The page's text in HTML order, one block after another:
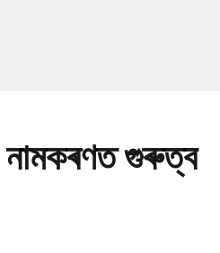
নামকৰণত গুৰুত্ব